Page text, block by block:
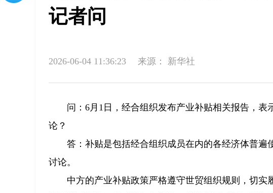
记者问
2026-06-04 11:36:23 来源： 新华社
问：6月1日，经合组织发布产业补贴相关报告，
论？
答：补贴是包括经合组织成员在内的各经济体普遍
讨论。
中方的产业补贴政策严格遵守世贸组织规则，切